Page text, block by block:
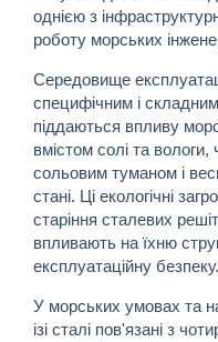
однією з
роботу морських
Середовище
специфічним і
піддаються впливу
вмістом солі та вологи,
сольовим туманом і
стані. Ці екологічні
старіння сталевих
впливають на їхню
експлуатаційну безпеку.
У морських умовах та
ізі сталі пов'язані з